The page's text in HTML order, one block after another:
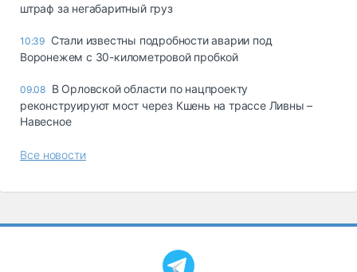
штраф за негабаритный груз
10:39 Стали известны подробности аварии под
Воронежем с 30-километровой пробкой
09.08 В Орловской области по нацпроекту
реконструируют мост через Кшень на трассе Ливны –
Навесное
Все новости